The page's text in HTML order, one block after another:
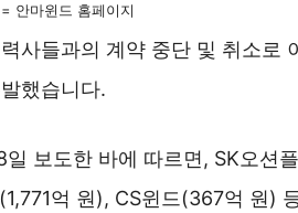
안마윈드 홈페이지
사들과의 계약 중단 및 취소로
했습니다.
보도한 바에 따르면, SK오션플
억 원), CS윈드(367억 원)